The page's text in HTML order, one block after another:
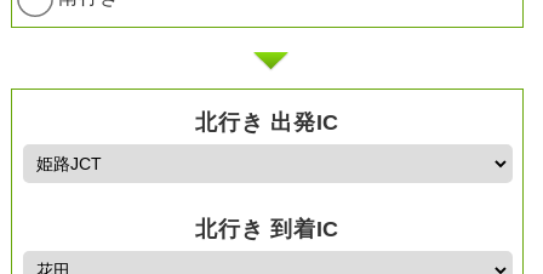
北行き 出発IC
北行き 到着IC